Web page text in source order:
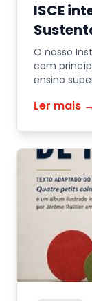
ISCE
O nosso
com
ensino
Ler mais →